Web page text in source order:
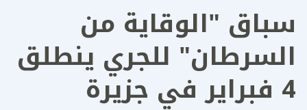
سباق "الوقاية من
السرطان" للجري ينطلق
4 فبراير في جزيرة